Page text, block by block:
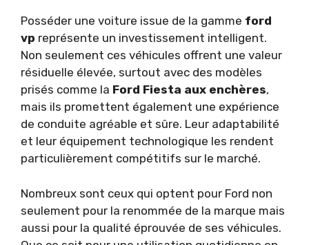
Posséder une voiture issue de la gamme ford
vp représente un investissement intelligent.
Non seulement ces véhicules offrent une valeur
résiduelle élevée, surtout avec des modèles
prisés comme la Ford Fiesta aux enchères,
mais ils promettent également une expérience
de conduite agréable et sûre. Leur adaptabilité
et leur équipement technologique les rendent
particulièrement compétitifs sur le marché.
Nombreux sont ceux qui optent pour Ford non
seulement pour la renommée de la marque mais
aussi pour la qualité éprouvée de ses véhicules.